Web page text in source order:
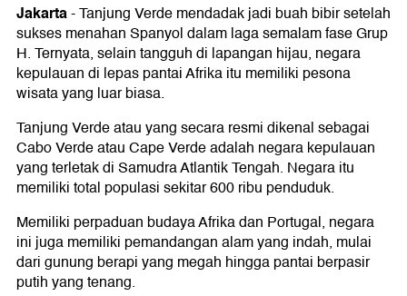
Jakarta-Tanjung Verde mendadak jadi buah bibir setelah
sukses menahan Spanyol dalam laga semalam fase Grup
H. Ternyata, selain tangguh di lapangan hijau, negara
kepulauan di lepas pantai Afrika itu memiliki pesona
wisata yang luar biasa.
Tanjung Verde atau yang secara resmi dikenal sebagai
Cabo Verde atau Cape Verde adalah negara kepulauan
yang terletak di Samudra Atlantik Tengah. Negara itu
memiliki total populasi sekitar 600 ribu penduduk.
Memiliki perpaduan budaya Afrika dan Portugal, negara
ini juga memiliki pemandangan alam yang indah, mulai
dari gunung berapi yang megah hingga pantai berpasir
putih yang tenang.